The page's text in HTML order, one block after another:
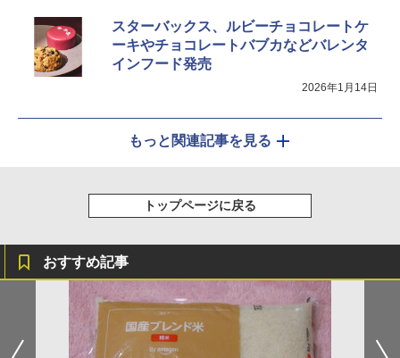
スターバックス、ルビーチョコレートケ
ーキやチョコレートバブカなどバレンタ
インフード発売
2026年1月14日
もっと関連記事を見る
トップページに戻る
おすすめ記事